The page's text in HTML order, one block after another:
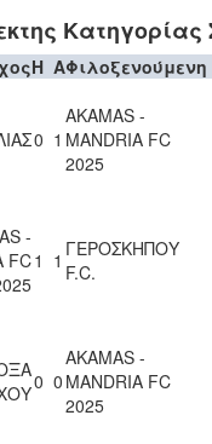
Κατηγορίας
H AΦιλοξενούμενη
0 1
AKAMAS -
MANDRIA FC
2025
-
FC1 1 ΓΕΡΟΣΚΗΠΟΥ
F.C.
0 0
AKAMAS -
MANDRIA FC
2025